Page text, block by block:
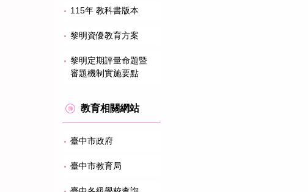
115年 教科書版本
黎明資優教育方案
黎明定期評量命題暨
審題機制實施要點
教育相關網站
臺中市政府
臺中市教育局